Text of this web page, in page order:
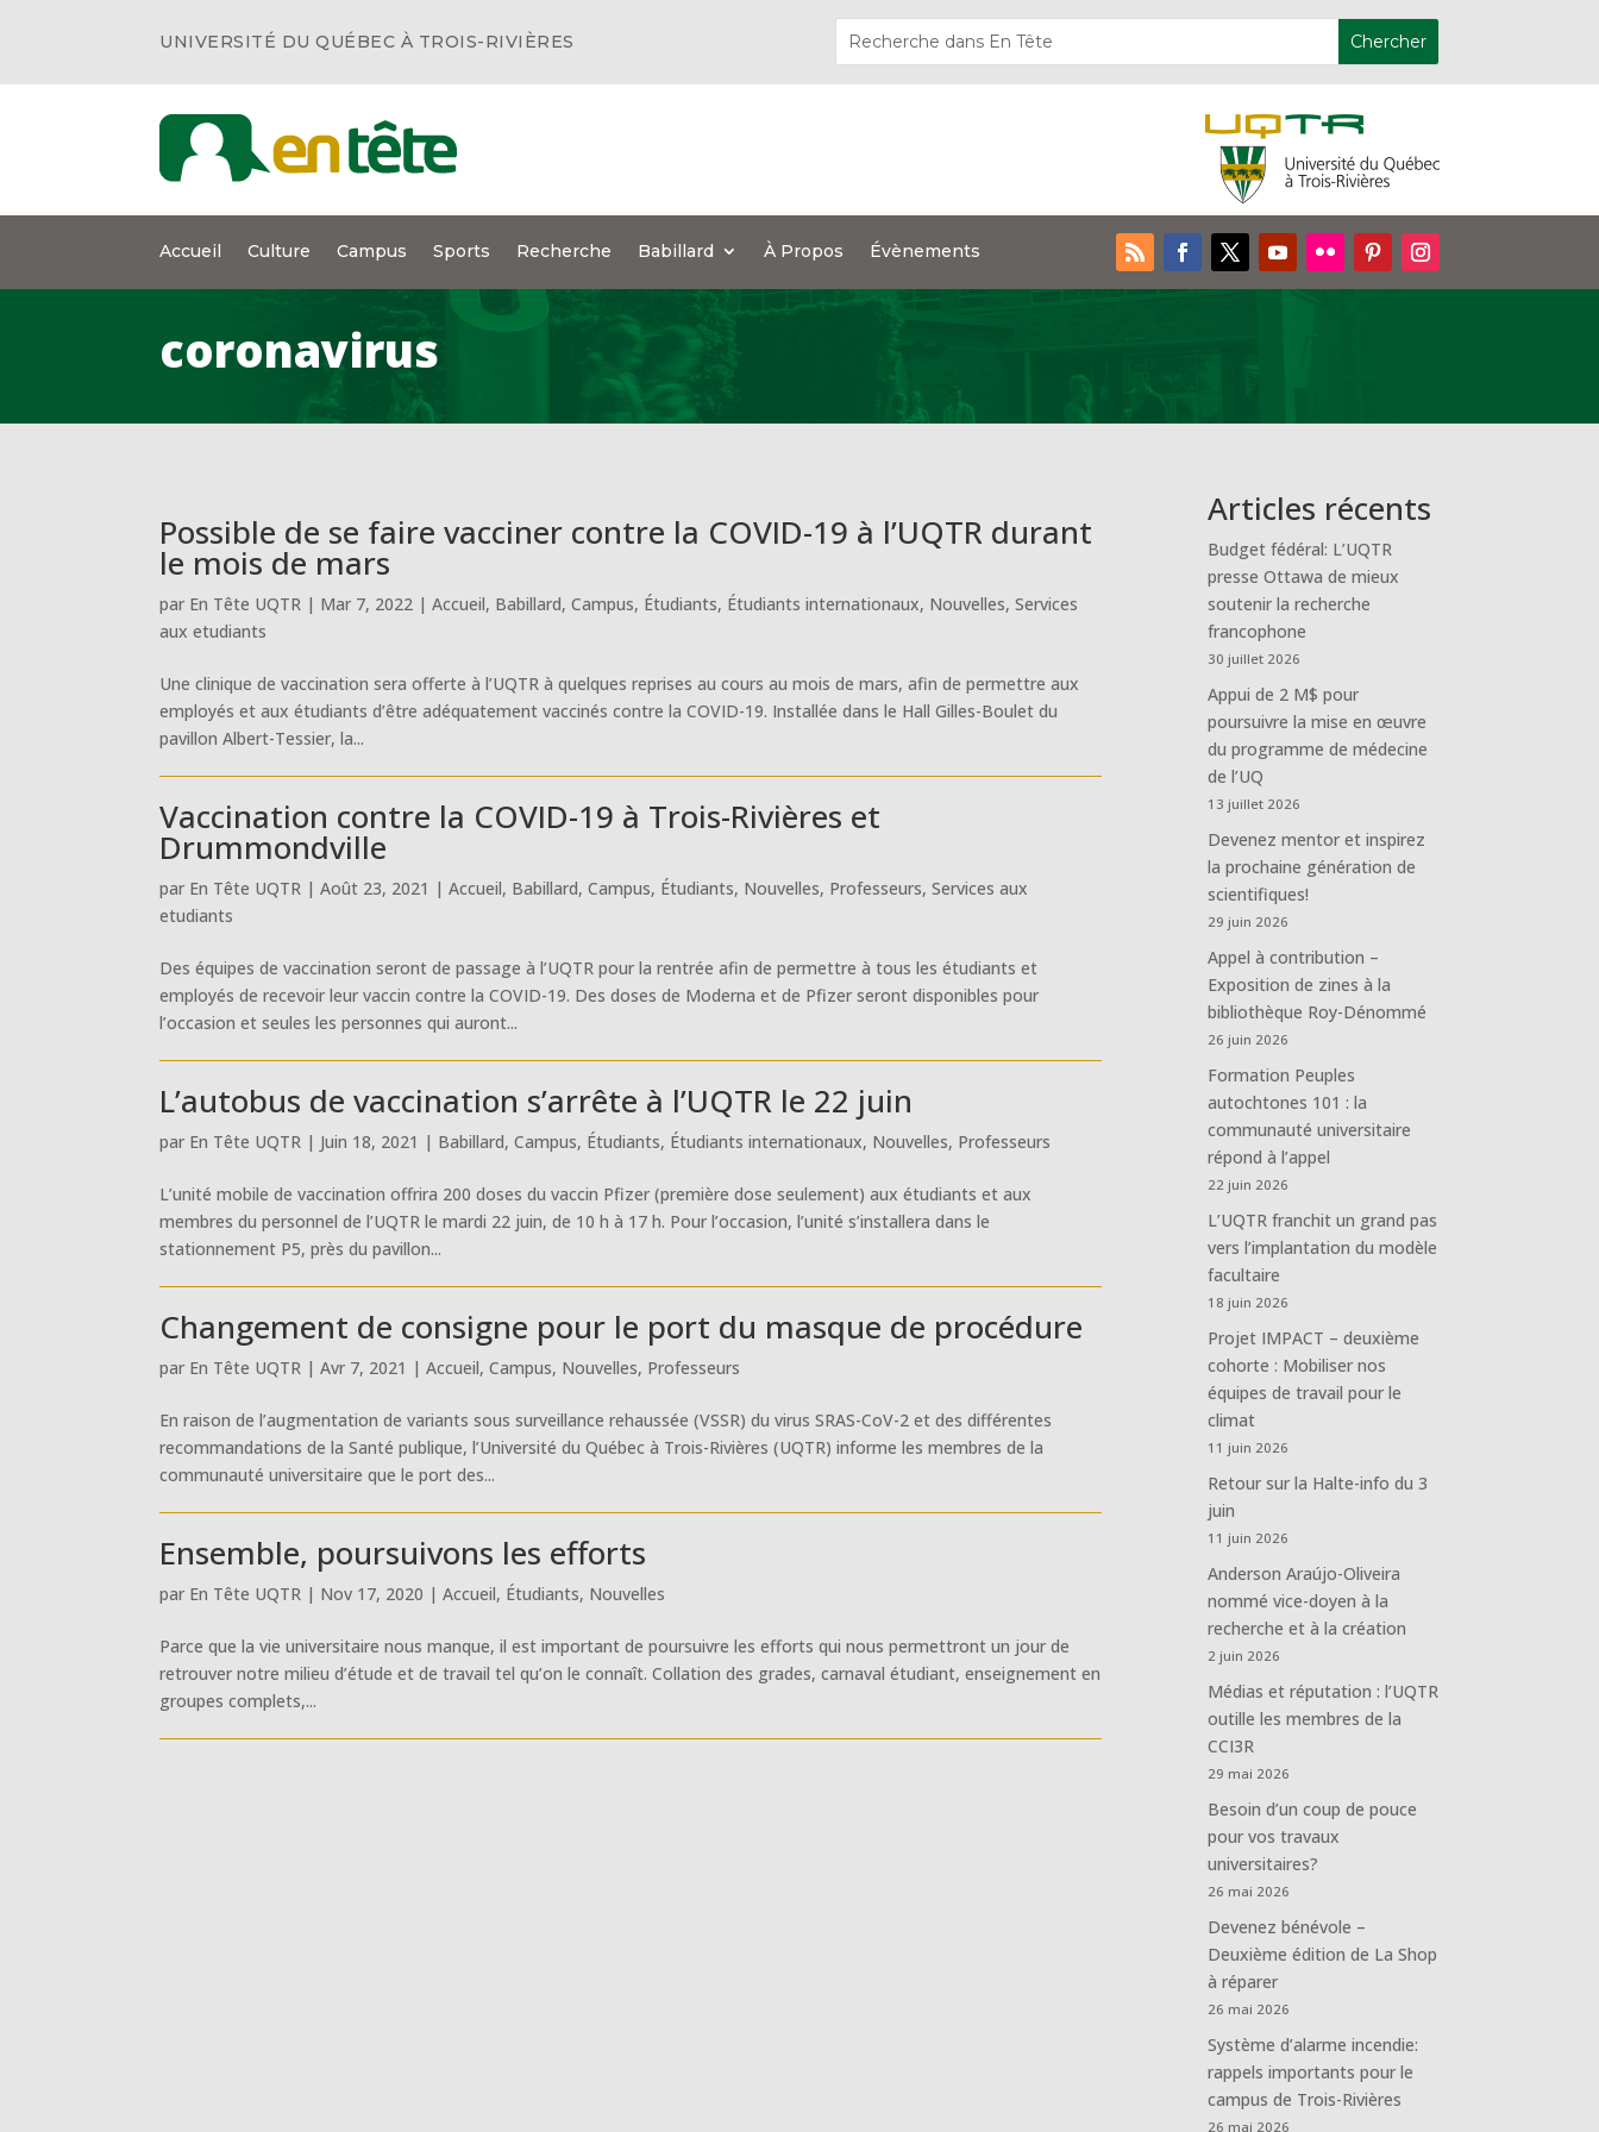
UNIVERSITÉ DU QUÉBEC À TROIS-RIVIÈRES
Accueil Culture Campus Sports Recherche Babillard À Propos Évènements
coronavirus
Possible de se faire vacciner contre la COVID-19 à l’UQTR durant
le mois de mars
par En Tête UQTR | Mar 7, 2022 |Accueil, Babillard,Campus, Étudiants, Étudiants internationaux, Nouvelles,Services
aux etudiants
Une clinique de vaccination sera offerte à l’UQTR à quelques reprises au cours au mois de mars, afin de permettre aux
employés et aux étudiants d’être adéquatement vaccinés contre la COVID-19. Installée dans le Hall Gilles-Boulet du
pavillon Albert-Tessier, la...
Vaccination contre la COVID-19 à Trois-Rivières et
Drummondville
par En Tête UQTR |Août 23, 2021 |Accueil, Babillard,Campus, Étudiants, Nouvelles, Professeurs,Services aux
etudiants
Des équipes de vaccination seront de passage à l’UQTR pour la rentrée afin de permettre à tous les étudiants et
employés de recevoir leur vaccin contre la COVID-19. Des doses de Moderna et de Pfizer seront disponibles pour
l’occasion et seules les personnes qui auront...
L’autobus de vaccination s’arrête à l’UQTR le 22 juin
par En Tête UQTR | Juin 18, 2021 | Babillard,Campus, Étudiants, Étudiants internationaux, Nouvelles, Professeurs
L’unité mobile de vaccination offrira 200 doses du vaccin Pfizer (première dose seulement) aux étudiants et aux
membres du personnel de l’UQTR le mardi 22 juin, de 10 h à 17 h. Pour l’occasion, l’unité s’installera dans le
stationnement P5, près du pavillon...
Changement de consigne pour le port du masque de procédure
par En Tête UQTR |Avr 7, 2021 |Accueil,Campus, Nouvelles, Professeurs
En raison de l’augmentation de variants sous surveillance rehaussée (VSSR) du virus SRAS-CoV-2 et des différentes
recommandations de la Santé publique, l’Université du Québec à Trois-Rivières (UQTR) informe les membres de la
communauté universitaire que le port des...
Ensemble, poursuivons les efforts
par En Tête UQTR | Nov 17, 2020 |Accueil, Étudiants, Nouvelles
Parce que la vie universitaire nous manque, il est important de poursuivre les efforts qui nous permettront un jour de
retrouver notre milieu d’étude et de travail tel qu’on le connaît. Collation des grades, carnaval étudiant, enseignement en
groupes complets,...
Articles récents
Budget fédéral: L’UQTR
presse Ottawa de mieux
soutenir la recherche
francophone
30 juillet 2026
Appui de 2 M$ pour
poursuivre la mise en œuvre
du programme de médecine
de l’UQ
13 juillet 2026
Devenez mentor et inspirez
la prochaine génération de
scientifiques!
29 juin 2026
Appel à contribution –
Exposition de zines à la
bibliothèque Roy-Dénommé
26 juin 2026
Formation Peuples
autochtones 101 : la
communauté universitaire
répond à l’appel
22 juin 2026
L’UQTR franchit un grand pas
vers l’implantation du modèle
facultaire
18 juin 2026
Projet IMPACT – deuxième
cohorte : Mobiliser nos
équipes de travail pour le
climat
11 juin 2026
Retour sur la Halte-info du 3
juin
11 juin 2026
Anderson Araújo-Oliveira
nommé vice-doyen à la
recherche et à la création
2 juin 2026
Médias et réputation : l’UQTR
outille les membres de la
CCI3R
29 mai 2026
Besoin d’un coup de pouce
pour vos travaux
universitaires?
26 mai 2026
Devenez bénévole –
Deuxième édition de La Shop
à réparer
26 mai 2026
Système d’alarme incendie:
rappels importants pour le
campus de Trois-Rivières
26 mai 2026